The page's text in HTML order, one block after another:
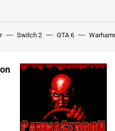
Switch 2 GTA 6